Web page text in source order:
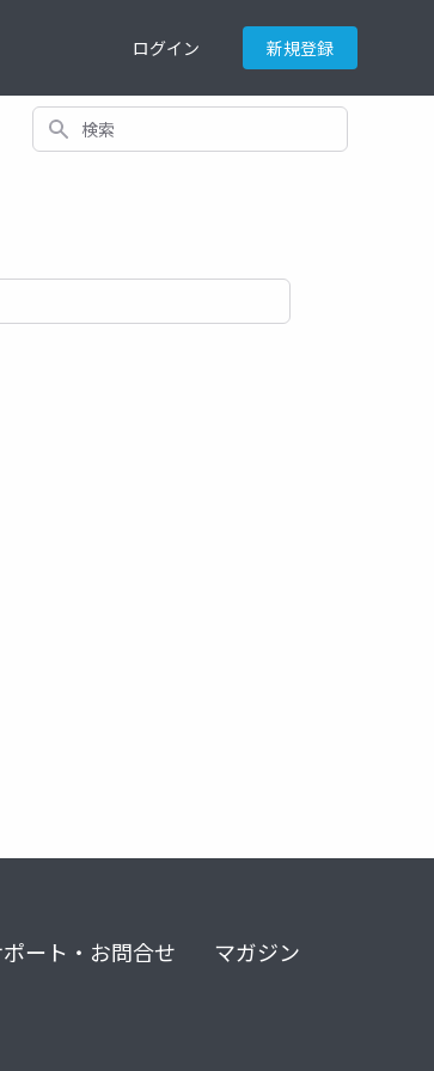
ログイン 新規登録
検索
ート・お問合せ マガジン